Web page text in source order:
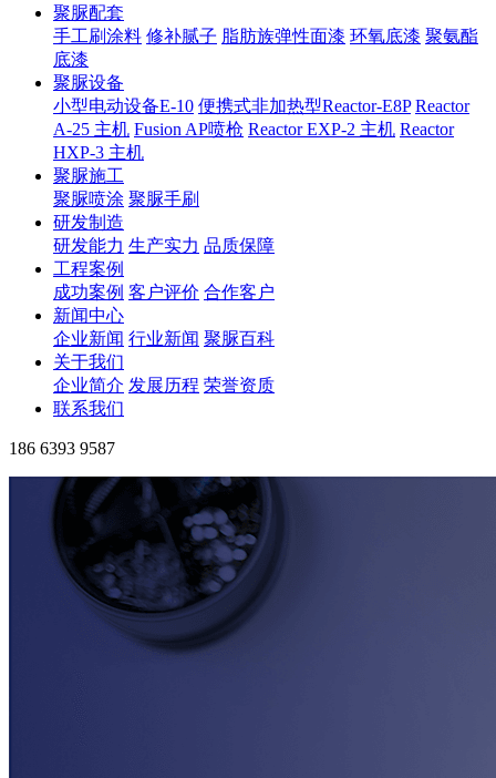
聚脲配套
手工刷涂料 修补腻子 脂肪族弹性面漆 环氧底漆 聚氨酯
底漆
聚脲设备
小型电动设备E-10 便携式非加热型Reactor-E8P Reactor
A-25 主机 Fusion AP喷枪 Reactor EXP-2 主机 Reactor
HXP-3 主机
聚脲施工
聚脲喷涂 聚脲手刷
研发制造
研发能力 生产实力 品质保障
工程案例
成功案例 客户评价 合作客户
新闻中心
企业新闻 行业新闻 聚脲百科
关于我们
企业简介 发展历程 荣誉资质
联系我们
186 6393 9587